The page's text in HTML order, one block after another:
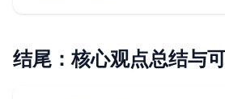
结尾：核心观点总结与